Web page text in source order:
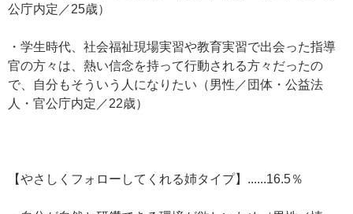
公庁内定／25歳）
・学生時代、社会福祉現場実習や教育実習で出会った指導
官の方々は、熱い信念を持って行動される方々だったの
で、自分もそういう人になりたい（男性／団体・公益法
人・官公庁内定／22歳）
【やさしくフォローしてくれる姉タイプ】......16.5％